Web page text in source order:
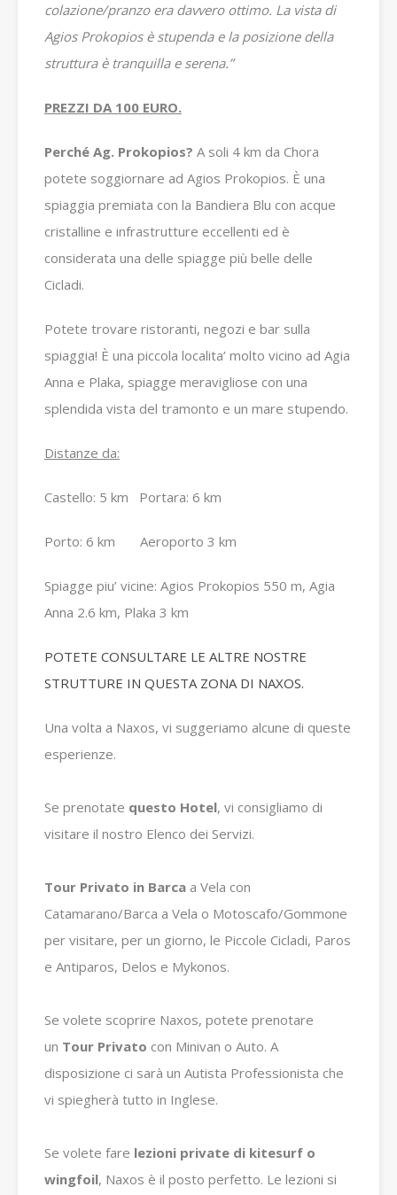
colazione/pranzo era davvero ottimo. La vista di
Agios Prokopios è stupenda e la posizione della
struttura è tranquilla e serena.”
PREZZI DA 100 EURO.
Perché Ag. Prokopios? A soli 4 km da Chora
potete soggiornare ad Agios Prokopios. È una
spiaggia premiata con la Bandiera Blu con acque
cristalline e infrastrutture eccellenti ed è
considerata una delle spiagge più belle delle
Cicladi.
Potete trovare ristoranti, negozi e bar sulla
spiaggia! È una piccola localita’ molto vicino ad Agia
Anna e Plaka, spiagge meravigliose con una
splendida vista del tramonto e un mare stupendo.
Distanze da:
Castello: 5 km Portara: 6 km
Porto: 6 km Aeroporto 3 km
Spiagge piu’ vicine: Agios Prokopios 550 m, Agia
Anna 2.6 km, Plaka 3 km
POTETE CONSULTARE LE ALTRE NOSTRE
STRUTTURE IN QUESTA ZONA DI NAXOS.
Una volta a Naxos, vi suggeriamo alcune di queste
esperienze.
Se prenotate questo Hotel, vi consigliamo di
visitare il nostro Elenco dei Servizi.
Tour Privato in Barca a Vela con
Catamarano/Barca a Vela o Motoscafo/Gommone
per visitare, per un giorno, le Piccole Cicladi, Paros
e Antiparos, Delos e Mykonos.
Se volete scoprire Naxos, potete prenotare
un Tour Privato con Minivan o Auto. A
disposizione ci sarà un Autista Professionista che
vi spiegherà tutto in Inglese.
Se volete fare lezioni private di kitesurf o
wingfoil, Naxos è il posto perfetto. Le lezioni si